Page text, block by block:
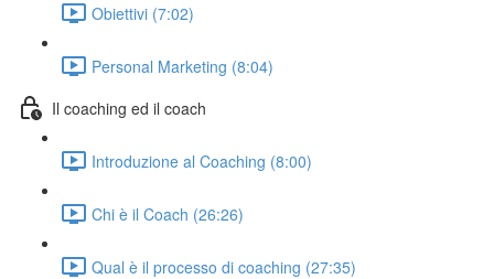
Obiettivi (7:02)
Personal Marketing (8:04)
Il coaching ed il coach
Introduzione al Coaching (8:00)
Chi è il Coach (26:26)
Qual è il processo di coaching (27:35)